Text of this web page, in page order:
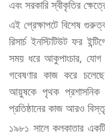
এবং সরকারি স্বীকৃতির
এই প্রেক্ষাপটে বিশেষ
রিসার্চ ইনস্টিটিউট ফর
সময় ধরে আকুপাংচার, যোগ
গবেষণার কাজ করে
আয়ুষকে পৃথক প্রশাসনিক
প্রতিষ্ঠানের কাজ আরও
১৯৮১ সালে কলকাতার